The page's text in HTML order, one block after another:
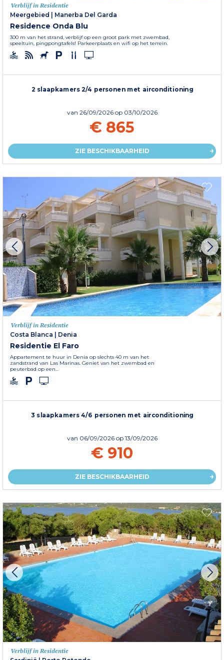
Verblijf in Residentie
Meergebied
Manerba Del Garda
Residence Onda Blu
300 m van het strand, verblijf op een groot park met zwembad,
speeltuin, pingpongtafels! Parkeerplaats en wifi op het terrein.
2 slaapkamers 2/4 personen met airconditioning
van 26/09/2026 op 03/10/2026
€ 865
ZIE BESCHIKBAARHEID
Verblijf in Residentie
Costa Blanca
Denia
Residentie El Faro
Appartement te huur in Denia op slechts 40 m van het
zandstrand van Las Marinas. Geniet van het zwembad en
peuterbad op een...
3 slaapkamers 4/6 personen met airconditioning
van 06/09/2026 op 13/09/2026
€ 910
ZIE BESCHIKBAARHEID
Verblijf in Residentie